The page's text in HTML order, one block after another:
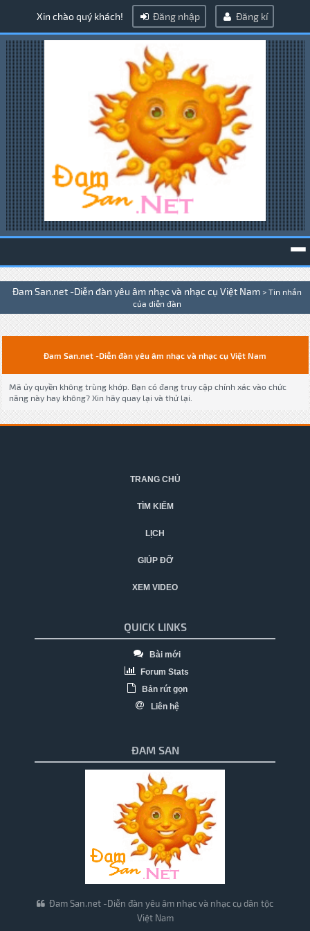
Xin chào quý khách! Đăng nhập Đăng kí
Đam San.net -Diễn đàn yêu âm nhạc và nhạc cụ Việt Nam > Tin nhắn
của diễn đàn
Đam San.net -Diễn đàn yêu âm nhạc và nhạc cụ Việt Nam
Mã ủy quyền không trùng khớp. Bạn có đang truy cập chính xác vào chức
năng này hay không? Xin hãy quay lại và thử lại.
TRANG CHỦ
TÌM KIẾM
LỊCH
GIÚP ĐỠ
XEM VIDEO
QUICK LINKS
Bài mới
Forum Stats
Bản rút gọn
Liên hệ
ĐAM SAN
Đam San.net -Diễn đàn yêu âm nhạc và nhạc cụ dân tộc
Việt Nam